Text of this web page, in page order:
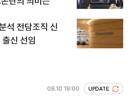
석 전담조직 신
신 선임
08.10 19:00 UPDATE